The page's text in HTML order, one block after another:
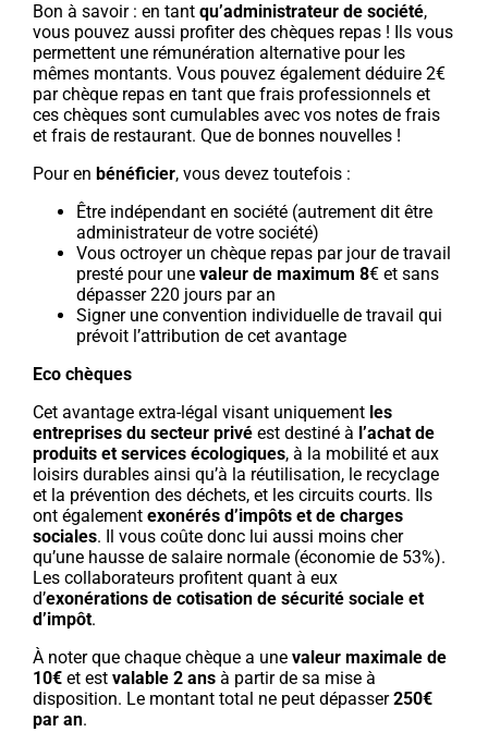
Bon à savoir : en tant qu’administrateur de société,
vous pouvez aussi profiter des chèques repas ! Ils vous
permettent une rémunération alternative pour les
mêmes montants. Vous pouvez également déduire 2€
par chèque repas en tant que frais professionnels et
ces chèques sont cumulables avec vos notes de frais
et frais de restaurant. Que de bonnes nouvelles !
Pour en bénéficier, vous devez toutefois :
Être indépendant en société (autrement dit être
administrateur de votre société)
Vous octroyer un chèque repas par jour de travail
presté pour une valeur de maximum 8€ et sans
dépasser 220 jours par an
Signer une convention individuelle de travail qui
prévoit l’attribution de cet avantage
Eco chèques
Cet avantage extra-légal visant uniquement les
entreprises du secteur privé est destiné à l’achat de
produits et services écologiques, à la mobilité et aux
loisirs durables ainsi qu’à la réutilisation, le recyclage
et la prévention des déchets, et les circuits courts. Ils
ont également exonérés d’impôts et de charges
sociales. Il vous coûte donc lui aussi moins cher
qu’une hausse de salaire normale (économie de 53%).
Les collaborateurs profitent quant à eux
d’exonérations de cotisation de sécurité sociale et
d’impôt.
À noter que chaque chèque a une valeur maximale de
10€ et est valable 2 ans à partir de sa mise à
disposition. Le montant total ne peut dépasser250€
par an.